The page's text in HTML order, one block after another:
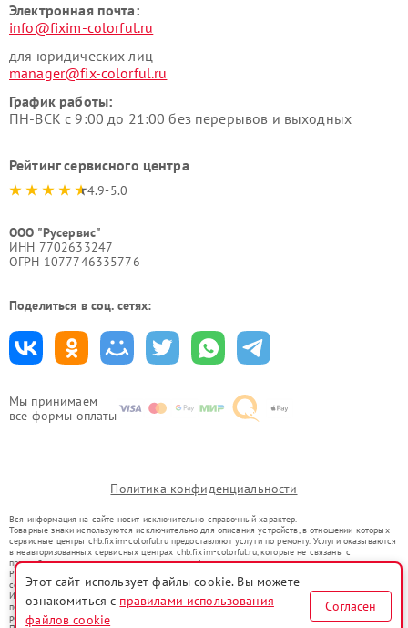
Мы принимаем
все формы оплаты
Электронная почта:
info@fixim-colorful.ru
для юридических лиц
manager@fix-colorful.ru
График работы:
ПН-ВСК с 9:00 до 21:00 без перерывов и выходных
Рейтинг сервисного центра
4.9-5.0
ООО "Русервис"
ИНН 7702633247
ОГРН 1077746335776
Поделиться в соц. сетях:
Политика конфиденциальности
Вся информация на сайте носит исключительно справочный характер.
Товарные знаки используются исключительно для описания устройств, в отношении которых
сервисные центры chb.fixim-colorful.ru предоставляют услуги по ремонту. Услуги оказываются
в неавторизованных сервисных центрах chb.fixim-colorful.ru, которые не связаны с
правообладателями товарных знаков или их официальными представителями.
Ремонт осуществляется для устройств, уже введенных в гражданский оборот в соответствии
со статьей 1487 ГК РФ.
Использование товарных знаков не преследует цели индивидуализации услуг или введения
потребителей в заблуждение, а служит для информирования о предоставляемых услугах по
ремонту техники указанных брендов.
Этот сайт использует файлы cookie. Вы можете
ознакомиться с правилами использования
файлов cookie
Согласен